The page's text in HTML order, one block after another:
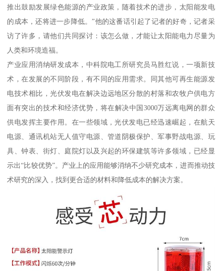
推出鼓励发展绿色能源的产业政策，随着技术的进步，太阳能发电
的成本，还将进一步降低。”他的这番话引起了记者的好奇，记者采
访了许多，请他们共同探讨：该怎么做，才能让太阳能电力尽量为
人类和环境造福。
产业应用消纳研发成本，中科院电工所研究员马胜红说，一项新技
术，在发展的不同阶段，有不同的应用需求。同其他可再生能源发
电技术相比，光伏发电在解决边远地区分散的村落和农牧户供电方
面有突出的技术和经济优势，将在解决中国3000万远离电网的群众
供电发挥主要作用。在一些领域，光伏发电已经迅速崛起，在航天
电源、通讯机站无人值守电源、管道阴极保护、军事野战电源、玩
具、钟表、街灯、庭院灯以及兴起的环保建筑等许多领域，已经显
示出“比较优势”。产业上的应用能够消纳不少研究成本，进而推动技
术研究的深入，找到更合适的材料和降低成本的解决方案。